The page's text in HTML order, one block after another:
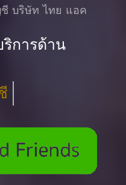
บริษัท ไทย แอค
การด้าน